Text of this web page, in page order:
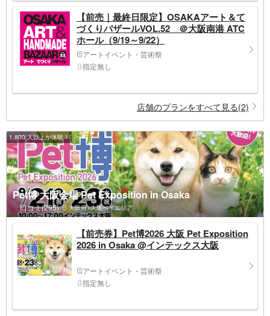
【前売｜最終日限定】OSAKAアート＆て
づくりバザールVOL.52 ＠大阪南港 ATC
ホール（9/19～9/22）
アートイベント・芸術祭
指定無し
店舗のプランをすべて見る(2)
1,800 人以上が体験！
Pet博 大阪会場 Pet Exposition in Osaka
口コミ(295) 大阪府>大阪ベイエリア
【前売券】Pet博2026 ⼤阪 Pet Exposition
2026 in Osaka @インテックス大阪
アートイベント・芸術祭
指定無し